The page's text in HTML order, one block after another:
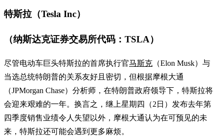
特斯拉（Tesla Inc）
（纳斯达克证券交易所代码：TSLA）
尽管电动车巨头特斯拉的首席执行官马斯克 （Elon Musk）与
当选总统特朗普的关系友好且密切，但根据摩根大通
（JPMorgan Chase）分析师，在特朗普政府领导下，特斯拉将
会迎来艰难的一年。换言之，继上星期四（2日）发布去年第
四季度销售业绩令人失望以外，摩根大通认为在可预见的未
来，特斯拉还可能会遇到更多麻烦。